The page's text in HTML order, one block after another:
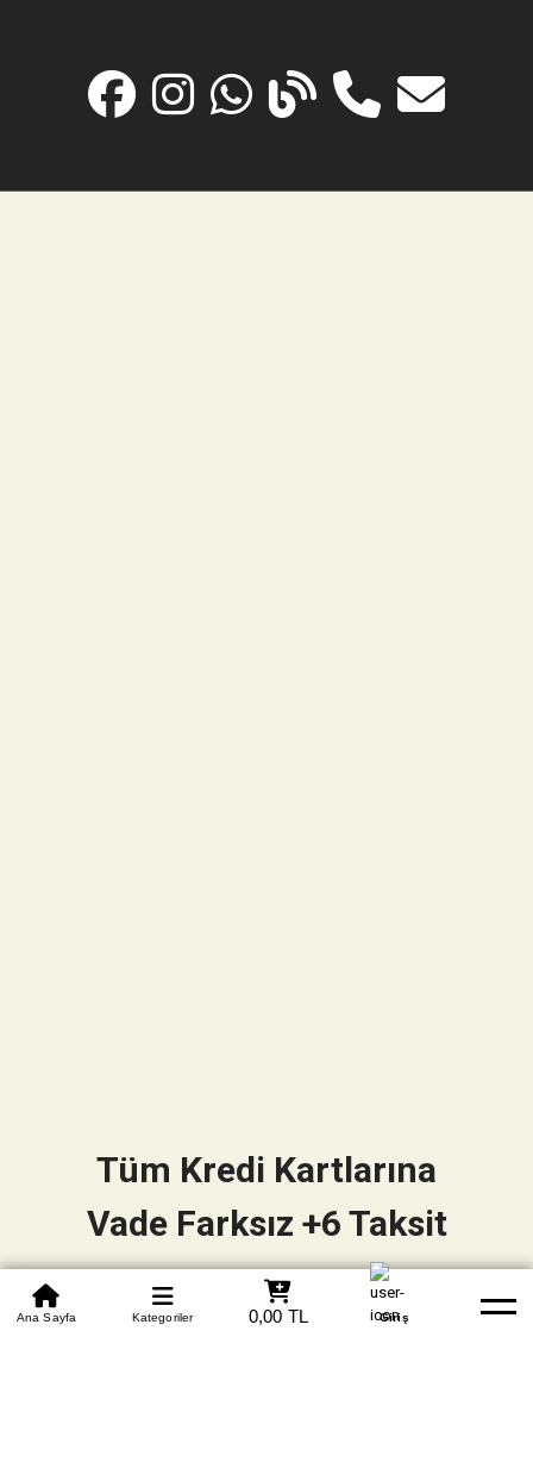
0850 305 09 70
Beden Tablosu Banka Hesapları Whatsapp Yardım
Ana Sayfa Kategoriler 0,00 TL Giriş
Tüm Kredi Kartlarına
Vade Farksız +6 Taksit